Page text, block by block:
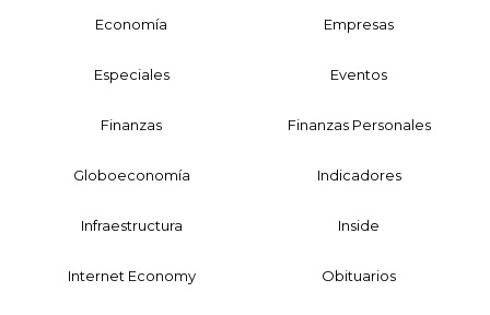
Economía Empresas
Especiales Eventos
Finanzas Finanzas Personales
Globoeconomía Indicadores
Infraestructura Inside
Internet Economy Obituarios